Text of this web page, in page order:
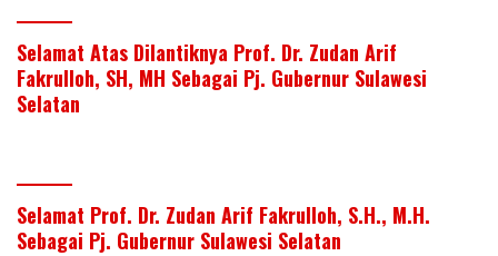
Selamat Atas Dilantiknya Prof. Dr. Zudan Arif
Fakrulloh, SH, MH Sebagai Pj. Gubernur Sulawesi
Selatan
Selamat Prof. Dr. Zudan Arif Fakrulloh, S.H., M.H.
Sebagai Pj. Gubernur Sulawesi Selatan